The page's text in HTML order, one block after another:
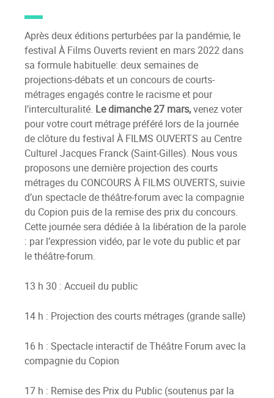
Après deux éditions perturbées par la pandémie, le
festival À Films Ouverts revient en mars 2022 dans
sa formule habituelle: deux semaines de
projections-débats et un concours de courts-
métrages engagés contre le racisme et pour
l’interculturalité. Le dimanche 27 mars,venez voter
pour votre court métrage préféré lors de la journée
de clôture du festival À FILMS OUVERTS au Centre
Culturel Jacques Franck (Saint-Gilles). Nous vous
proposons une dernière projection des courts
métrages du CONCOURS À FILMS OUVERTS, suivie
d’un spectacle de théâtre-forum avec la compagnie
du Copion puis de la remise des prix du concours.
Cette journée sera dédiée à la libération de la parole
: par l’expression vidéo, par le vote du public et par
le théâtre-forum.
13 h 30 : Accueil du public
14 h : Projection des courts métrages (grande salle)
16 h : Spectacle interactif de Théâtre Forum avec la
compagnie du Copion
17 h : Remise des Prix du Public (soutenus par la